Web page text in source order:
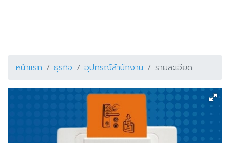
หน้าแรก ธุรกิจ อุปกรณ์สำนักงาน รายละเอียด